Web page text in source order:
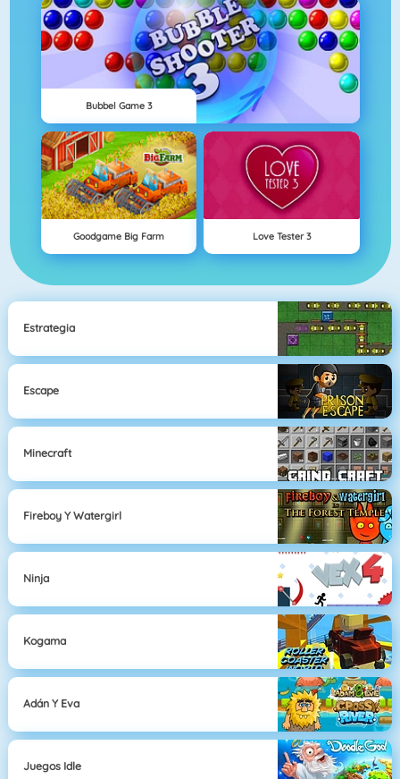
Bubbel Game 3
Goodgame Big Farm Love Tester 3
Estrategia
Escape
Minecraft
Fireboy Y Watergirl
Ninja
Kogama
Adán Y Eva
Juegos Idle